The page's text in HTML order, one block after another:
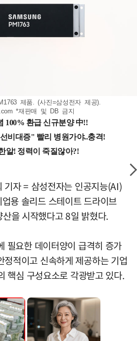
제품. (사진=삼성전자 제공).
*재판매 및 DB 금지
기자 = 삼성전자는 인공지능(AI)
용 솔리드 스테이트 드라이브
을 시작했다고 8일 밝혔다.
필요한 데이터양이 급격히 증가
정적이고 신속하게 제공하는 기업
핵심 구성요소로 각광받고 있다.